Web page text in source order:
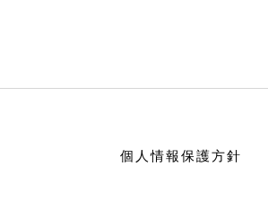
個人情報保護方針